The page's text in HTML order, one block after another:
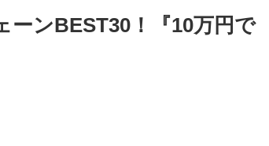
ーンBEST30！『10万円で